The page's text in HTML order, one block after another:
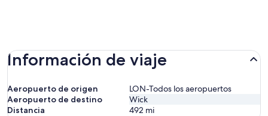
Información de viaje
Aeropuerto de origen
LON-Todos los aeropuertos
Aeropuerto de destino
Wick
Distancia
492 mi